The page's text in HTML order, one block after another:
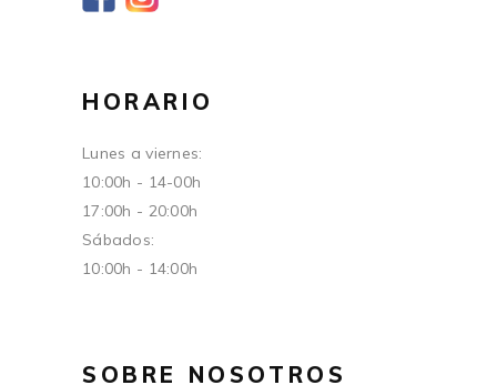
HORARIO
Lunes a viernes:
10:00h - 14-00h
17:00h - 20:00h
Sábados:
10:00h - 14:00h
SOBRE NOSOTROS